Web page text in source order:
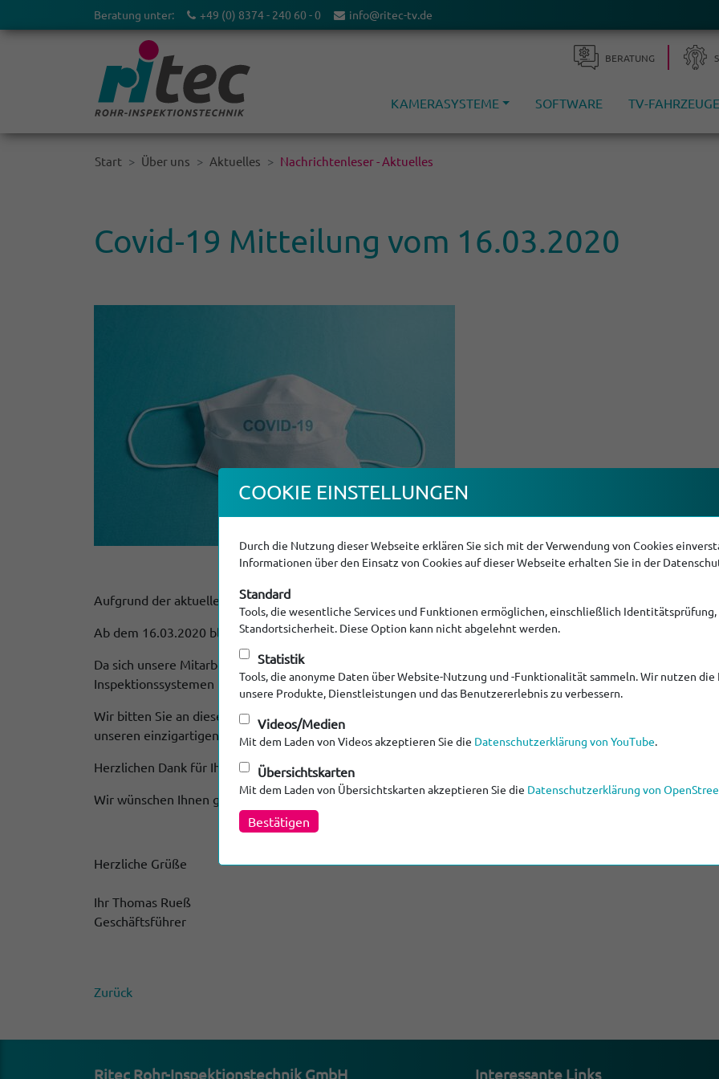
Beratung unter: +49 (0) 8374 - 240 60 - 0 info@ritec-tv.de
BERA­TUNG
KAMERASYSTEME SOFTWARE TV-FAHRZEUGE
Start Über uns Aktuelles Nachrichtenleser - Aktuelles
Covid-19 Mittei­lung vom 16.03.2020
Aufgrund der aktuellen Lage möchten wir unsere Kunden sowie Geschäftspartner informieren.
Ab dem 16.03.2020 bleiben aufgrund des Coronavirus nicht nur hier in Bayern alle Schulen und
Da sich unsere Mitarbeiterinnen sowie Mitarbeiter zum Teil auf die Kinderbetreuung konzentrieren
Inspektionssystemen und anstehenden Reparaturaufträgen zu erwarten.
Wir bitten Sie an dieser Stelle höflich um Verständnis. Wir werden sämtliche Aufgaben so schnell wie
unseren einzigartigen Service so gut es geht aufrecht erhalten zu können. Bitte setzen Sie sich bei
Herzlichen Dank für Ihr Entgegenkommen.
Wir wünschen Ihnen gutes Gelingen bei Ihren alltäglichen Aufgaben, und bleiben Sie vor allem gesund!
Herzliche Grüße
Ihr Thomas Rueß
Geschäftsführer
Zurück
Ritec Rohr-Inspek­ti­ons­technik GmbH Inter­es­sante Links
COOKIE EINSTEL­LUNGEN
Durch die Nutzung dieser Webseite erklären Sie sich mit der Verwendung von Cookies
Informationen über den Einsatz von Cookies auf dieser Webseite erhalten Sie in der
Standard
Tools, die wesentliche Services und Funktionen ermöglichen, einschließlich
Standortsicherheit. Diese Option kann nicht abgelehnt werden.
Statistik
Tools, die anonyme Daten über Website-Nutzung und -Funktionalität sammeln. Wir nutzen die
unsere Produkte, Dienstleistungen und das Benutzererlebnis zu verbessern.
Videos/Medien
Mit dem Laden von Videos akzeptieren Sie die Datenschutzerklärung von YouTube.
Übersichtskarten
Mit dem Laden von Übersichtskarten akzeptieren Sie die Datenschutzerklärung von
Bestätigen